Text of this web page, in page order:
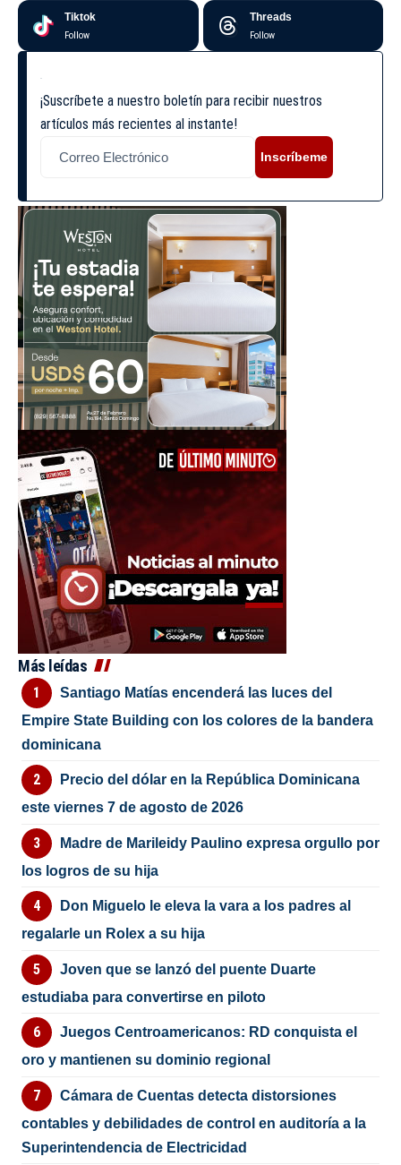
Tiktok
Follow
Threads
Follow
¡Suscríbete a nuestro boletín para recibir nuestros
artículos más recientes al instante!
Inscríbeme
Más leídas
Santiago Matías encenderá las luces del
Empire State Building con los colores de la bandera
dominicana
Precio del dólar en la República Dominicana
este viernes 7 de agosto de 2026
Madre de Marileidy Paulino expresa orgullo por
los logros de su hija
Don Miguelo le eleva la vara a los padres al
regalarle un Rolex a su hija
Joven que se lanzó del puente Duarte
estudiaba para convertirse en piloto
Juegos Centroamericanos: RD conquista el
oro y mantienen su dominio regional
Cámara de Cuentas detecta distorsiones
contables y debilidades de control en auditoría a la
Superintendencia de Electricidad